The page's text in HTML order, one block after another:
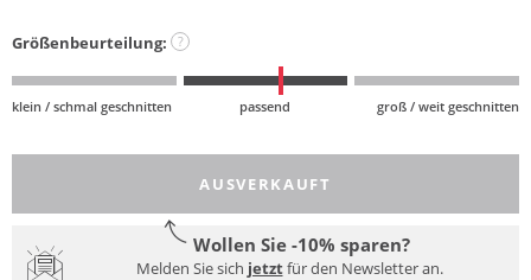
Größenbeurteilung: ?
klein / schmal geschnitten passend groß / weit geschnitten
AUSVERKAUFT
Wollen Sie -10% sparen?
Melden Sie sich jetztfür den Newsletter an.